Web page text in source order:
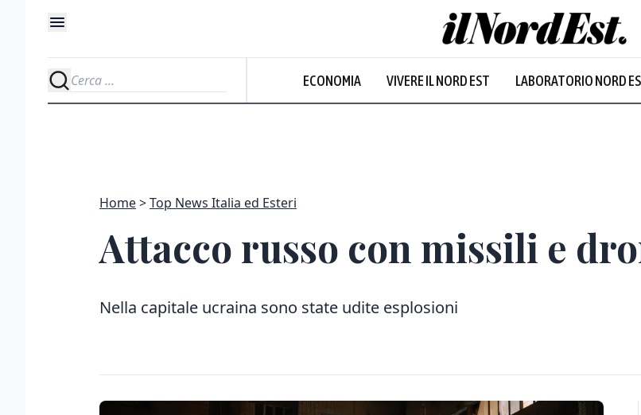
ECONOMIA VIVERE IL NORD EST LABORATORIO NORD
Home Top News Italia ed Esteri
Attacco russo con missili e
Nella capitale ucraina sono state udite esplosioni